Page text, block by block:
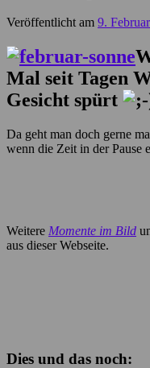
Veröffentlicht am 9.
Mal seit Tagen
Gesicht spürt
Da geht man doch gerne
wenn die Zeit in der Pause
Weitere Momente im Bild
aus dieser Webseite.
Dies und das noch: